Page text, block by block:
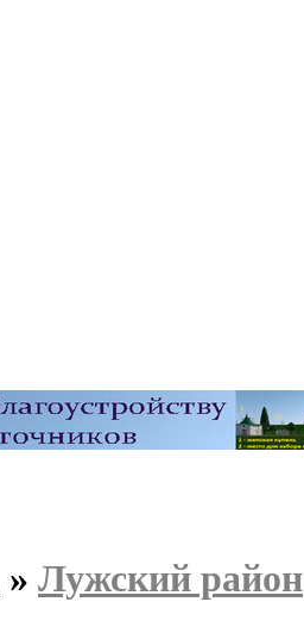
» Лужский район